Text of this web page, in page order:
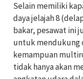
Selain memiliki
daya jelajah 8
bakar, pesawat ini
untuk mendukung
kemampuan
tidak hanya akan